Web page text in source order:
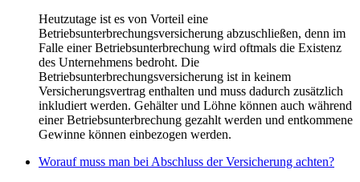
Heutzutage ist es von Vorteil eine
Betriebsunterbrechungsversicherung abzuschließen, denn im
Falle einer Betriebsunterbrechung wird oftmals die Existenz
des Unternehmens bedroht. Die
Betriebsunterbrechungsversicherung ist in keinem
Versicherungsvertrag enthalten und muss dadurch zusätzlich
inkludiert werden. Gehälter und Löhne können auch während
einer Betriebsunterbrechung gezahlt werden und entkommene
Gewinne können einbezogen werden.
Worauf muss man bei Abschluss der Versicherung achten?